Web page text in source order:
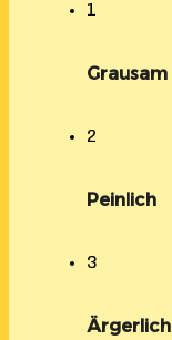
1
Grausam
2
Peinlich
3
Ärgerlich